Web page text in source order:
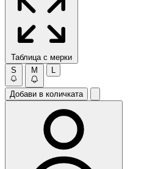
Таблица с мерки
S
M L
Добави в количката